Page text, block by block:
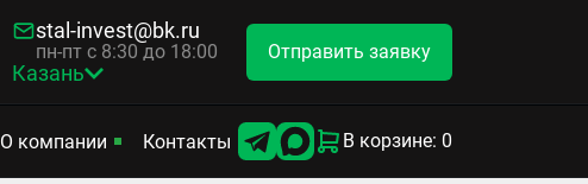
stal-invest@bk.ru
пн-пт с 8:30 до 18:00
Казань
Отправить заявку
О компании Контакты В корзине: 0